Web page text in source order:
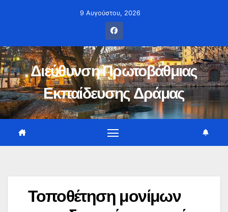
9 Αυγούστου, 2026
Διεύθυνση Πρωτοβάθμιας
Εκπαίδευσης Δράμας
Τοποθέτηση μονίμων